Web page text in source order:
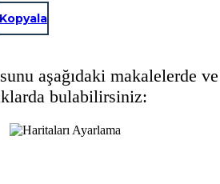
Kopyala
aşağıdaki makalelerde ve
bulabilirsiniz: